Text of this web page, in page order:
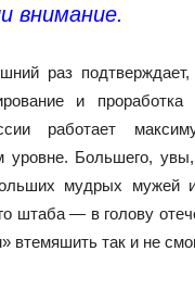
внимание.
раз
и проработка
работает
уровне. Большего,
мудрых мужей
штаба — в голову
втемяшить так и не